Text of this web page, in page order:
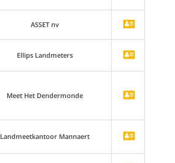
ASSET nv
Ellips Landmeters
Meet Het Dendermonde
Landmeetkantoor Mannaert